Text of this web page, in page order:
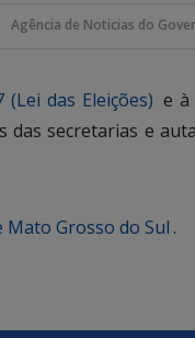
Agência de Noticias do
(Lei das Eleições) e à
secretarias e
Mato Grosso do Sul .